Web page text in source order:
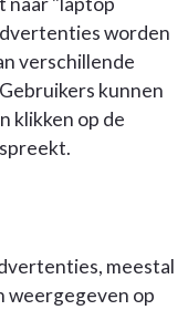
worden
verschillende
kunnen
klikken op de
meestal
weergegeven op